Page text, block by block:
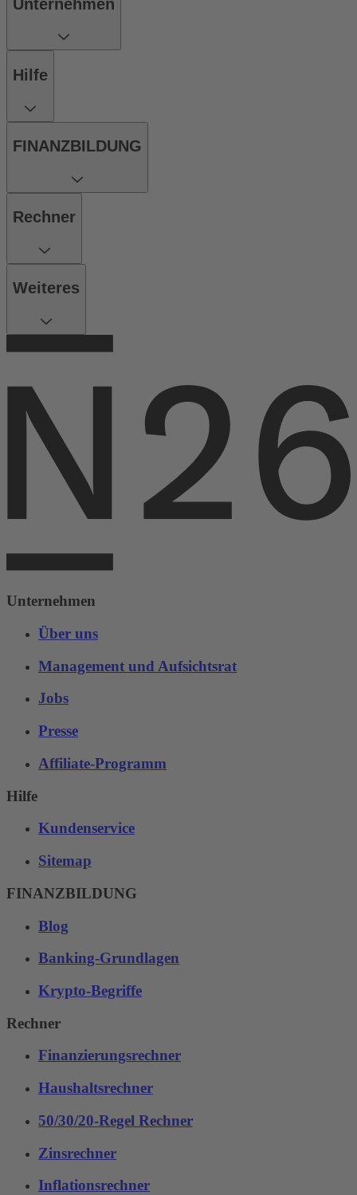
Unternehmen
Hilfe
FINANZBILDUNG
Rechner
Weiteres
Unternehmen
Über uns
Management und Aufsichtsrat
Jobs
Presse
Affiliate-Programm
Hilfe
Kundenservice
Sitemap
FINANZBILDUNG
Blog
Banking-Grundlagen
Krypto-Begriffe
Rechner
Finanzierungsrechner
Haushaltsrechner
50/30/20-Regel Rechner
Zinsrechner
Inflationsrechner